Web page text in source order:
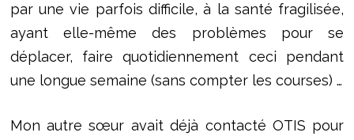
par une vie parfois difficile, à la santé fragilisée,
ayant elle-même des problèmes pour se
déplacer, faire quotidiennement ceci pendant
une longue semaine (sans compter les courses) …
Mon autre sœur avait déjà contacté OTIS pour